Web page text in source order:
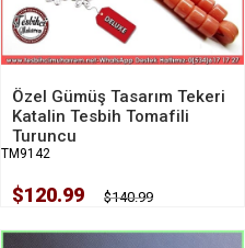
Özel Gümüş Tasarım Tekeri
Katalin Tesbih Tomafili
Turuncu
TM9142
$120.99 $140.99